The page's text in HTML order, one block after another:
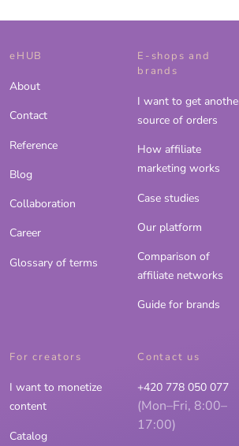
eHUB
About
Contact
Reference
Blog
Collaboration
Career
Glossary of terms
E-shops and
brands
I want to get
source of orders
How affiliate
marketing works
Case studies
Our platform
Comparison of
affiliate networks
Guide for brands
For creators
I want to monetize
content
Catalog
Contact us
+420 778 050 077
(Mon–Fri, 8:00–
17:00)